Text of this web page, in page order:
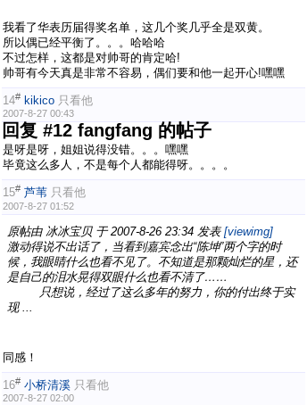
我看了华表历届得奖名单，这几个奖几乎全是双黄。
所以偶已经平衡了。。。哈哈哈
不过怎样，这都是对帅哥的肯定哈!
帅哥有今天真是非常不容易，偶们要和他一起开心!嘿嘿
14# kikico 只看他
2007-8-27 00:43
回复 #12 fangfang 的帖子
是呀是呀，姐姐说得没错。。。嘿嘿
毕竟这么多人，不是每个人都能得呀。。。。
15# 芦苇 只看他
2007-8-27 01:52
原帖由 冰冰宝贝于 2007-8-26 23:34 发表 [viewimg]
激动得说不出话了，当看到嘉宾念出“陈坤”两个字的时
候，我眼睛什么也看不见了。不知道是那颗灿烂的星，还
是自己的泪水晃得双眼什么也看不清了……
只想说，经过了这么多年的努力，你的付出终于实
现 ...
同感！
16# 小桥清溪 只看他
2007-8-27 02:00